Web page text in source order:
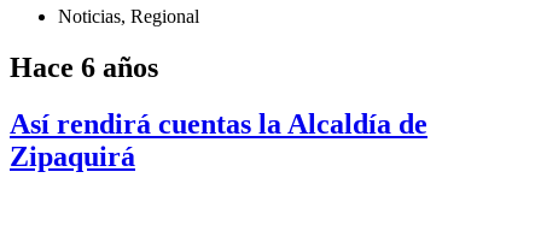
Noticias, Regional
Hace 6 años
Así rendirá cuentas la Alcaldía de
Zipaquirá